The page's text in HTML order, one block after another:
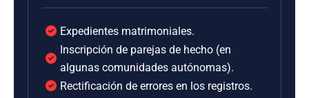
Expedientes matrimoniales.
Inscripción de parejas de hecho (en
algunas comunidades autónomas).
Rectificación de errores en los registros.